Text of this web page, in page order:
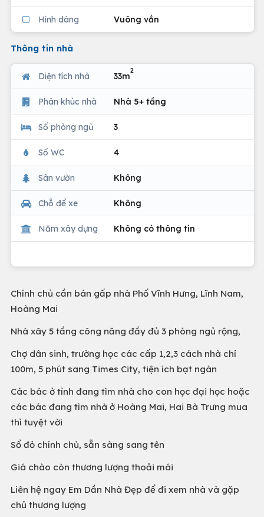
Hình dáng Vuông vắn
Thông tin nhà
Diện tích nhà 33m
2
Phân khúc nhà Nhà 5+ tầng
Số phòng ngủ 3
Số WC 4
Sân vườn Không
Chỗ để xe Không
Năm xây dựng Không có thông tin
Chính chủ cần bán gấp nhà Phố Vĩnh Hưng, Lĩnh Nam,
Hoàng Mai
Nhà xây 5 tầng công năng đầy đủ 3 phòng ngủ rộng,
Chợ dân sinh, trường học các cấp 1,2,3 cách nhà chỉ
100m, 5 phút sang Times City, tiện ích bạt ngàn
Các bác ở tỉnh đang tìm nhà cho con học đại học hoặc
các bác đang tìm nhà ở Hoàng Mai, Hai Bà Trưng mua
thì tuyệt vời
Sổ đỏ chính chủ, sẵn sàng sang tên
Giá chào còn thương lượng thoải mái
Liên hệ ngay Em Dần Nhà Đẹp để đi xem nhà và gặp
chủ thương lượng